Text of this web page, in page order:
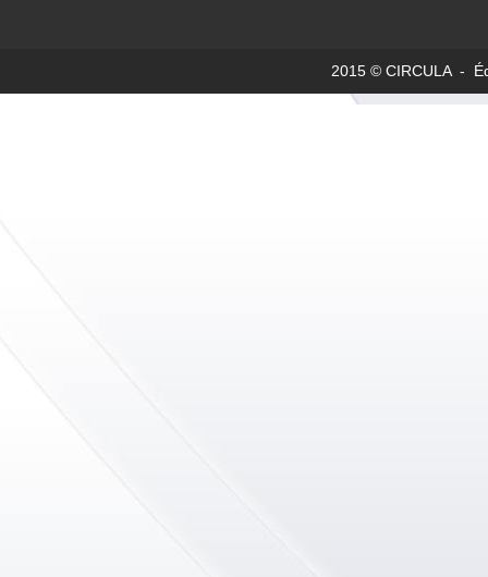
2015 © CIRCULA -